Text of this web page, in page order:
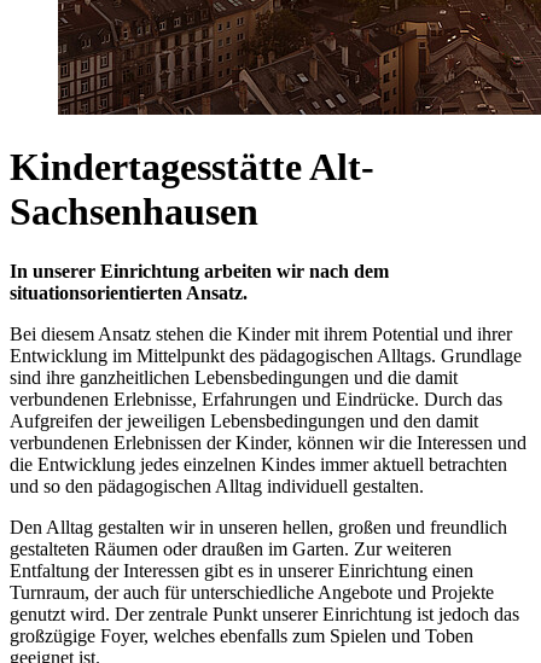
Kindertagesstätte Alt-
Sachsenhausen
In unserer Einrichtung arbeiten wir nach dem
situationsorientierten Ansatz.
Bei diesem Ansatz stehen die Kinder mit ihrem Potential und ihrer
Entwicklung im Mittelpunkt des pädagogischen Alltags. Grundlage
sind ihre ganzheitlichen Lebensbedingungen und die damit
verbundenen Erlebnisse, Erfahrungen und Eindrücke. Durch das
Aufgreifen der jeweiligen Lebensbedingungen und den damit
verbundenen Erlebnissen der Kinder, können wir die Interessen und
die Entwicklung jedes einzelnen Kindes immer aktuell betrachten
und so den pädagogischen Alltag individuell gestalten.
Den Alltag gestalten wir in unseren hellen, großen und freundlich
gestalteten Räumen oder draußen im Garten. Zur weiteren
Entfaltung der Interessen gibt es in unserer Einrichtung einen
Turnraum, der auch für unterschiedliche Angebote und Projekte
genutzt wird. Der zentrale Punkt unserer Einrichtung ist jedoch das
großzügige Foyer, welches ebenfalls zum Spielen und Toben
geeignet ist.